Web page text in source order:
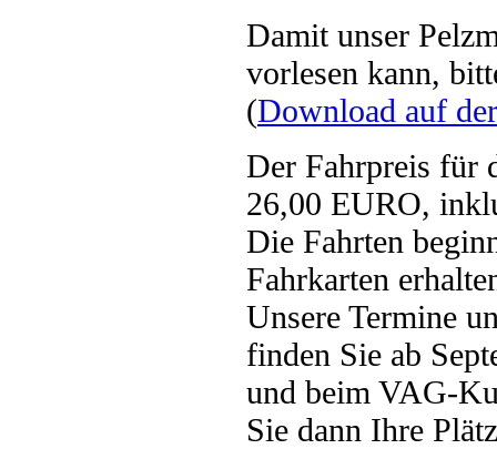
Damit unser
vorlesen kann,
(Download auf
Der Fahrpreis für
26,00 EURO,
Die Fahrten
Fahrkarten
Unsere Termine
finden Sie ab
und beim VAG-
Sie dann Ihre